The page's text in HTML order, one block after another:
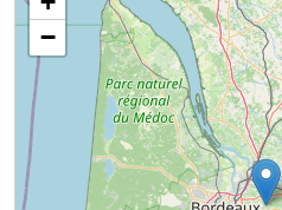
−